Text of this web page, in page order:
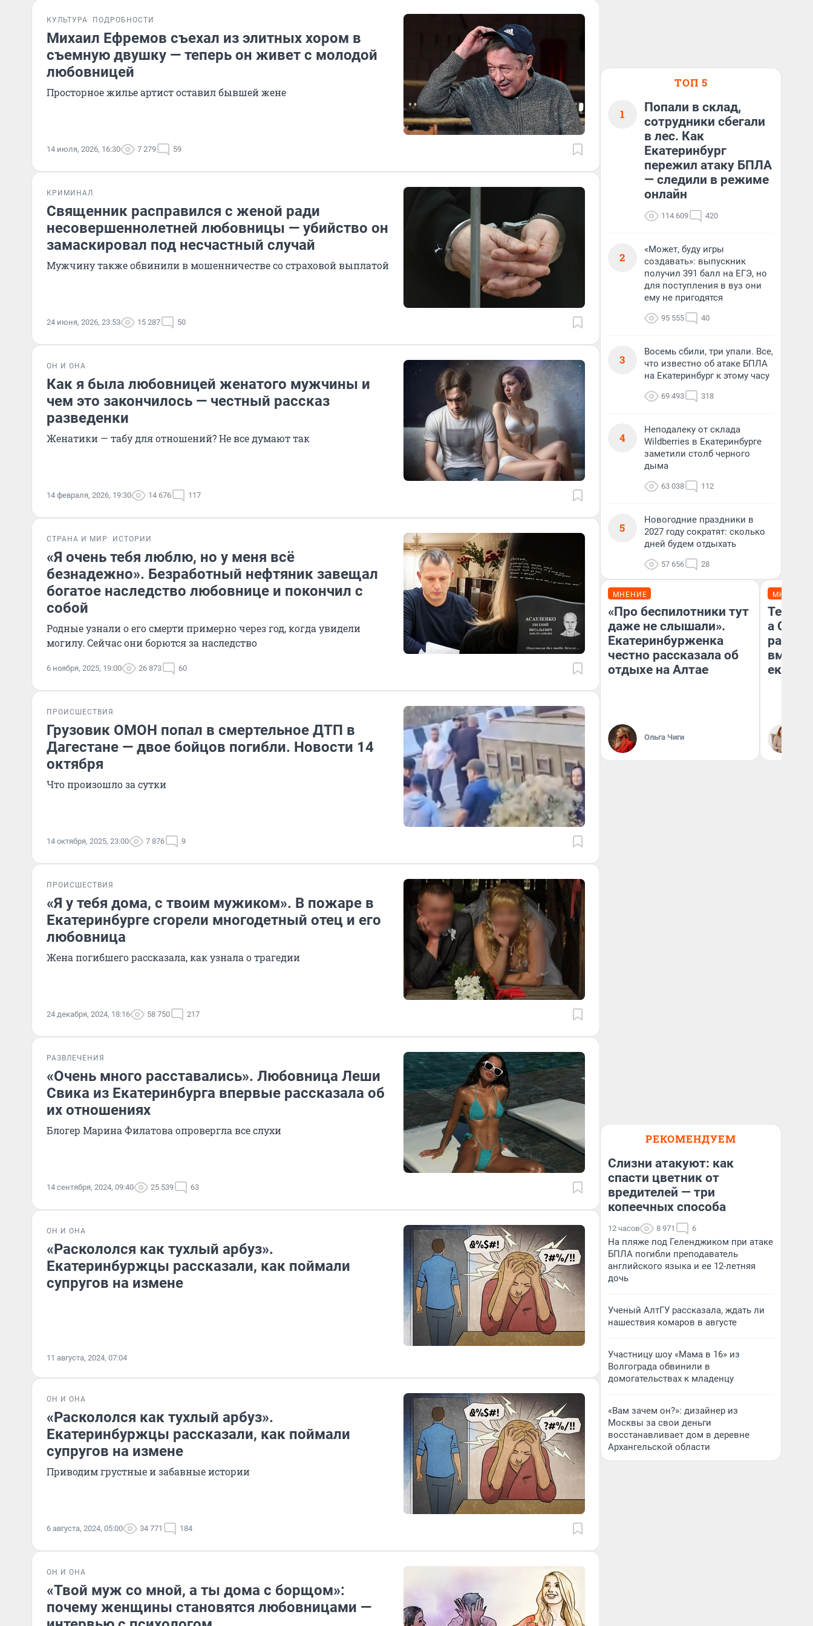
КУЛЬТУРА ПОДРОБНОСТИ
Михаил Ефремов съехал из элитных хором в
съемную двушку — теперь он живет с молодой
любовницей
Просторное жилье артист оставил бывшей жене
14 июля, 2026, 16:30 7 279 59
КРИМИНАЛ
Священник расправился с женой ради
несовершеннолетней любовницы — убийство он
замаскировал под несчастный случай
Мужчину также обвинили в мошенничестве со страховой выплатой
24 июня, 2026, 23:53 15 287 50
ОН И ОНА
Как я была любовницей женатого мужчины и
чем это закончилось — честный рассказ
разведенки
Женатики — табу для отношений? Не все думают так
14 февраля, 2026, 19:30 14 676 117
СТРАНА И МИР ИСТОРИИ
«Я очень тебя люблю, но у меня всё
безнадежно». Безработный нефтяник завещал
богатое наследство любовнице и покончил с
собой
Родные узнали о его смерти примерно через год, когда увидели
могилу. Сейчас они борются за наследство
6 ноября, 2025, 19:00 26 873 60
ПРОИСШЕСТВИЯ
Грузовик ОМОН попал в смертельное ДТП в
Дагестане — двое бойцов погибли. Новости 14
октября
Что произошло за сутки
14 октября, 2025, 23:00 7 876 9
ПРОИСШЕСТВИЯ
«Я у тебя дома, с твоим мужиком». В пожаре в
Екатеринбурге сгорели многодетный отец и его
любовница
Жена погибшего рассказала, как узнала о трагедии
24 декабря, 2024, 18:16 58 750 217
РАЗВЛЕЧЕНИЯ
«Очень много расставались». Любовница Леши
Свика из Екатеринбурга впервые рассказала об
их отношениях
Блогер Марина Филатова опровергла все слухи
14 сентября, 2024, 09:40 25 539 63
ОН И ОНА
«Раскололся как тухлый арбуз».
Екатеринбуржцы рассказали, как поймали
супругов на измене
11 августа, 2024, 07:04
ОН И ОНА
«Раскололся как тухлый арбуз».
Екатеринбуржцы рассказали, как поймали
супругов на измене
Приводим грустные и забавные истории
6 августа, 2024, 05:00 34 771 184
ОН И ОНА
«Твой муж со мной, а ты дома с борщом»:
почему женщины становятся любовницами —
ТОП 5
1
Попали в склад,
сотрудники сбегали
в лес. Как
Екатеринбург
пережил атаку БПЛА
— следили в режиме
онлайн
114 609 420
2
«Может, буду игры
создавать»: выпускник
получил 391 балл на ЕГЭ, но
для поступления в вуз они
ему не пригодятся
95 555 40
3
Восемь сбили, три упали. Все,
что известно об атаке БПЛА
на Екатеринбург к этому часу
69 493 318
4
Неподалеку от склада
Wildberries в Екатеринбурге
заметили столб черного
дыма
63 038 112
5
Новогодние праздники в
2027 году сократят: сколько
дней будем отдыхать
57 656 28
МНЕНИЕ
«Про беспилотники тут
даже не слышали».
Екатеринбурженка
честно рассказала об
отдыхе на Алтае
Ольга Чиги
МНЕНИЕ
а
РЕКОМЕНДУЕМ
Слизни атакуют: как
спасти цветник от
вредителей — три
копеечных способа
12 часов 8 971 6
На пляже под Геленджиком при атаке
БПЛА погибли преподаватель
английского языка и ее 12-летняя
дочь
Ученый АлтГУ рассказала, ждать ли
нашествия комаров в августе
Участницу шоу «Мама в 16» из
Волгограда обвинили в
домогательствах к младенцу
«Вам зачем он?»: дизайнер из
Москвы за свои деньги
восстанавливает дом в деревне
Архангельской области